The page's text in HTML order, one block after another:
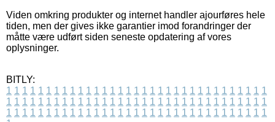
Viden omkring produkter og internet handler ajourføres hele
tiden, men der gives ikke garantier imod forandringer der
måtte være udført siden seneste opdatering af vores
oplysninger.
BITLY:
1 1 1 1 1 1 1 1 1 1 1 1 1 1 1 1 1 1 1 1 1 1 1 1 1 1 1 1 1 1 1 1 1
1 1 1 1 1 1 1 1 1 1 1 1 1 1 1 1 1 1 1 1 1 1 1 1 1 1 1 1 1 1 1 1 1
1 1 1 1 1 1 1 1 1 1 1 1 1 1 1 1 1 1 1 1 1 1 1 1 1 1 1 1 1 1 1 1 1